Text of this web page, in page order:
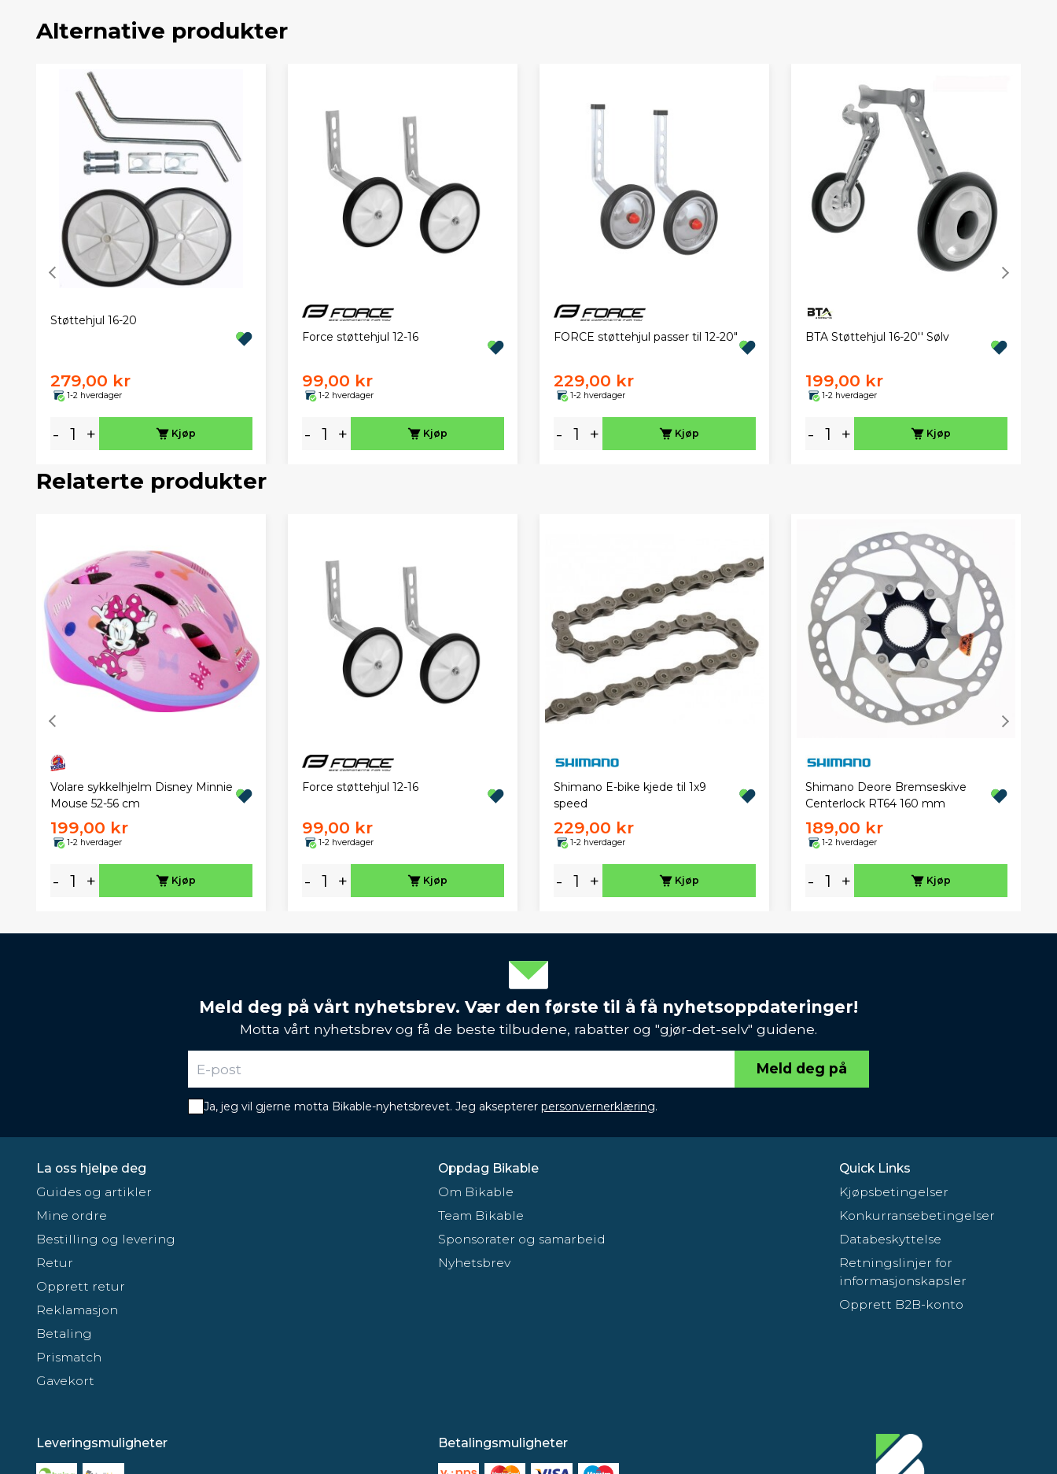
Alternative produkter
Støttehjul 16-20
279,00 kr
1-2 hverdager
- + Kjøp
Force støttehjul 12-16
99,00 kr
1-2 hverdager
- + Kjøp
FORCE støttehjul passer til 12-20"
229,00 kr
1-2 hverdager
- + Kjøp
BTA Støttehjul 16-20'' Sølv
199,00 kr
1-2 hverdager
- + Kjøp
Relaterte produkter
Volare sykkelhjelm Disney Minnie
Mouse 52-56 cm
199,00 kr
1-2 hverdager
- + Kjøp
Force støttehjul 12-16
99,00 kr
1-2 hverdager
- + Kjøp
Shimano E-bike kjede til 1x9
speed
229,00 kr
1-2 hverdager
- + Kjøp
Shimano Deore Bremseskive
Centerlock RT64 160 mm
189,00 kr
1-2 hverdager
- + Kjøp
Meld deg på vårt nyhetsbrev. Vær den første til å få nyhetsoppdateringer!
Motta vårt nyhetsbrev og få de beste tilbudene, rabatter og "gjør-det-selv" guidene.
Meld deg på
Ja, jeg vil gjerne motta Bikable-nyhetsbrevet. Jeg aksepterer personvernerklæring.
La oss hjelpe deg
Guides og artikler
Mine ordre
Bestilling og levering
Retur
Opprett retur
Reklamasjon
Betaling
Prismatch
Gavekort
Oppdag Bikable
Om Bikable
Team Bikable
Sponsorater og samarbeid
Nyhetsbrev
Quick Links
Kjøpsbetingelser
Konkurransebetingelser
Databeskyttelse
Retningslinjer for
informasjonskapsler
Opprett B2B-konto
Leveringsmuligheter Betalingsmuligheter